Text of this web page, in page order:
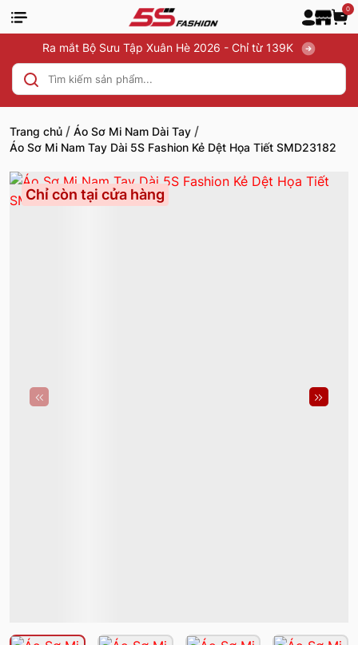
0
Ra mắt Bộ Sưu Tập Xuân Hè 2026 - Chỉ từ 139K
Trang chủ / Áo Sơ Mi Nam Dài Tay /
Áo Sơ Mi Nam Tay Dài 5S Fashion Kẻ Dệt Họa Tiết SMD23182
Chỉ còn tại cửa hàng